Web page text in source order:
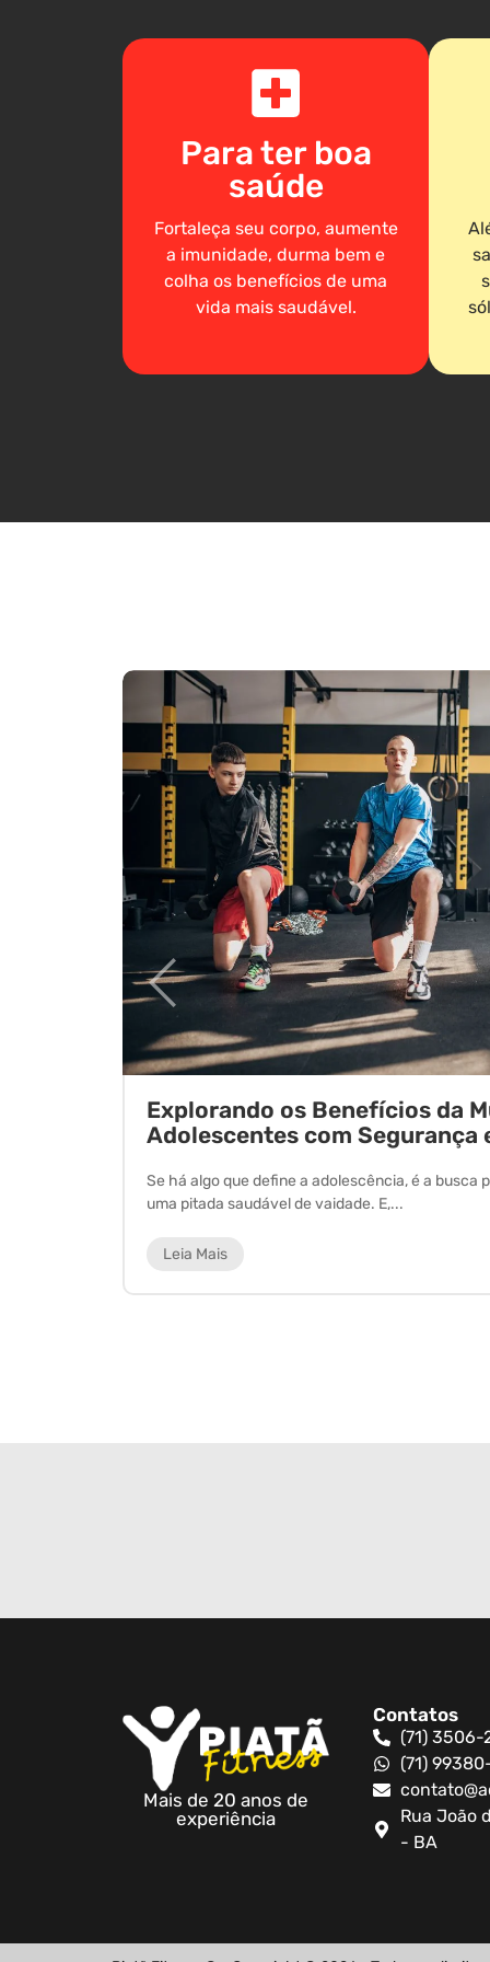
Para ter boa
saúde
Fortaleça seu corpo, aumente
a imunidade, durma bem e
colha os benefícios de uma
vida mais saudável.
Explorando os Benefícios da
Adolescentes com Segurança
Se há algo que define a adolescência, é a busca
uma pitada saudável de vaidade. E,...
Leia Mais
Mais de 20 anos de
experiência
Contatos
(71) 3506-
(71)
Rua João
- BA